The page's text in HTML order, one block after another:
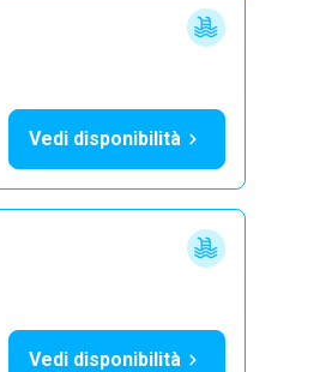
Vedi disponibilità
Vedi disponibilità